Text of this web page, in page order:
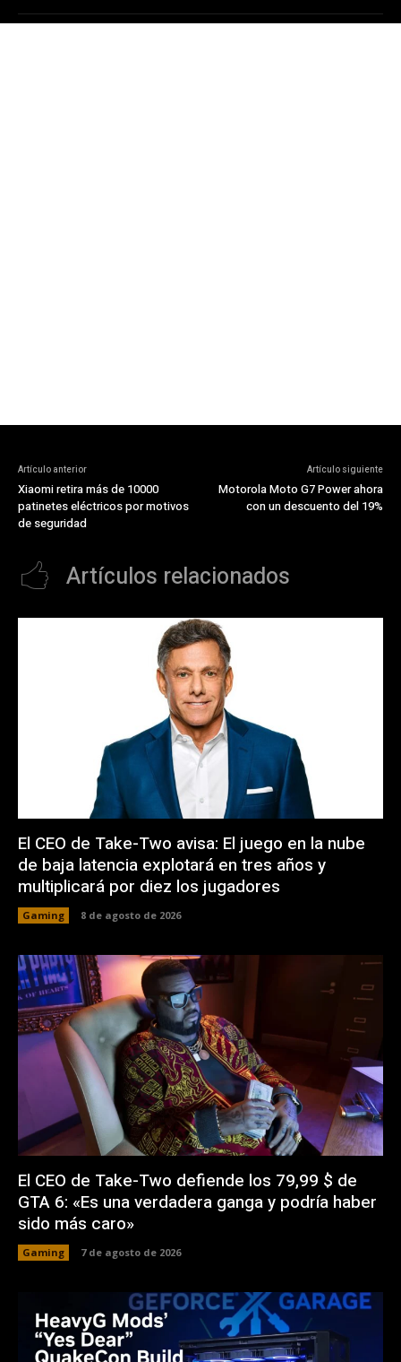
Artículo anterior
Xiaomi retira más de 10000
patinetes eléctricos por motivos
de seguridad
Artículo siguiente
Motorola Moto G7 Power ahora
con un descuento del 19%
Artículos relacionados
El CEO de Take-Two avisa: El juego en la nube
de baja latencia explotará en tres años y
multiplicará por diez los jugadores
Gaming 8 de agosto de 2026
El CEO de Take-Two defiende los 79,99 $ de
GTA 6: «Es una verdadera ganga y podría haber
sido más caro»
Gaming 7 de agosto de 2026